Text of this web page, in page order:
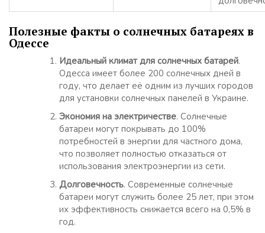
Полезные факты о солнечных батареях в
Одессе
Идеальный климат для солнечных батарей.
Одесса имеет более 200 солнечных дней в
году, что делает её одним из лучших городов
для установки солнечных панелей в Украине.
Экономия на электричестве. Солнечные
батареи могут покрывать до 100%
потребностей в энергии для частного дома,
что позволяет полностью отказаться от
использования электроэнергии из сети.
Долговечность. Современные солнечные
батареи могут служить более 25 лет, при этом
их эффективность снижается всего на 0,5% в
год.